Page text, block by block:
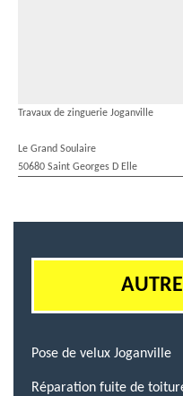
Travaux de zinguerie Joganville
Le Grand Soulaire
50680 Saint Georges D Elle
Pose de velux Joganville
Réparation fuite de